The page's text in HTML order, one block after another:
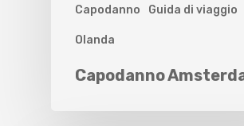
Capodanno Guida di viaggio
Olanda
Capodanno